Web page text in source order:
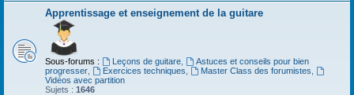
Apprentissage et enseignement de la guitare
Sous-forums : Leçons de guitare,
Astuces et conseils pour bien
progresser
Exercices techniques Master Class des forumistes
Vidéos avec partition
Sujets : 1646